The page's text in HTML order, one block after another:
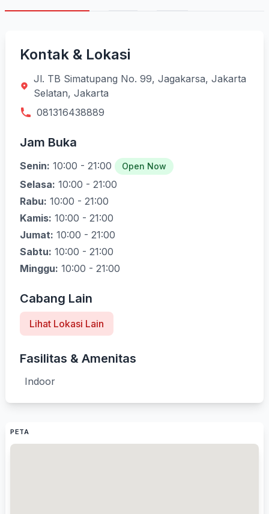
Kontak & Lokasi
Jl. TB Simatupang No. 99, Jagakarsa, Jakarta
Selatan, Jakarta
081316438889
Jam Buka
Senin: 10:00 - 21:00 Open Now
Selasa: 10:00 - 21:00
Rabu: 10:00 - 21:00
Kamis: 10:00 - 21:00
Jumat: 10:00 - 21:00
Sabtu: 10:00 - 21:00
Minggu: 10:00 - 21:00
Cabang Lain
Lihat Lokasi Lain
Fasilitas & Amenitas
Indoor
PETA